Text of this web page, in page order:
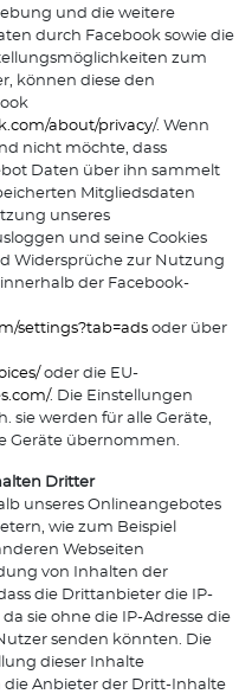
und die weitere
durch Facebook sowie die
zum
können diese den
about/privacy/. Wenn
nicht möchte, dass
Daten über ihn sammelt
Mitgliedsdaten
unseres
und seine Cookies
Widersprüche zur Nutzung
der Facebook-
settings?tab=ads oder über
oder die EU-
. Die Einstellungen
sie werden für alle Geräte,
Geräte übernommen.
Dritter
unseres Onlineangebotes
wie zum Beispiel
Webseiten
von Inhalten der
die Drittanbieter die IP-
sie ohne die IP-Adresse die
senden könnten. Die
dieser Inhalte
die Anbieter der Dritt-Inhalte